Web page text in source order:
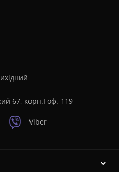
67, корп.I оф. 119
Viber